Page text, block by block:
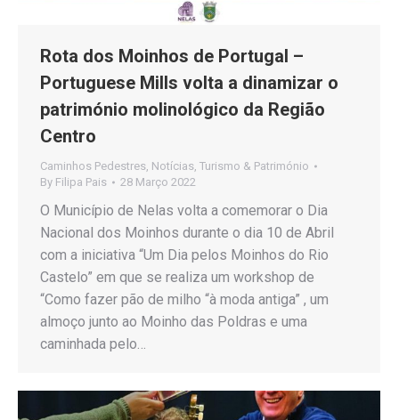
Rota dos Moinhos de Portugal –
Portuguese Mills volta a dinamizar o
património molinológico da Região
Centro
Caminhos Pedestres Notícias Turismo & Património
By Filipa Pais 28 Março 2022
O Município de Nelas volta a comemorar o Dia
Nacional dos Moinhos durante o dia 10 de Abril
com a iniciativa “Um Dia pelos Moinhos do Rio
Castelo” em que se realiza um workshop de
“Como fazer pão de milho “à moda antiga” , um
almoço junto ao Moinho das Poldras e uma
caminhada pelo…